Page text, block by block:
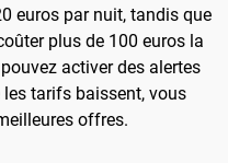
euros par nuit, tandis que
plus de 100 euros la
activer des alertes
tarifs baissent, vous
offres.